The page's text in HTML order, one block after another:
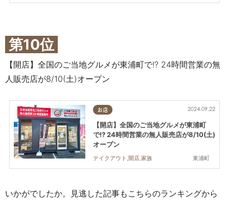
第10位
【開店】全国のご当地グルメが東浦町で!? 24時間営業の無
人販売店が8/10(土)オープン
お店
東浦町
2024.09.22
【開店】全国のご当地グルメが東浦町
で!? 24時間営業の無人販売店が8/10(土)
オープン
テイクアウト,開店,家族
いかがでしたか。見逃した記事もこちらのランキングから